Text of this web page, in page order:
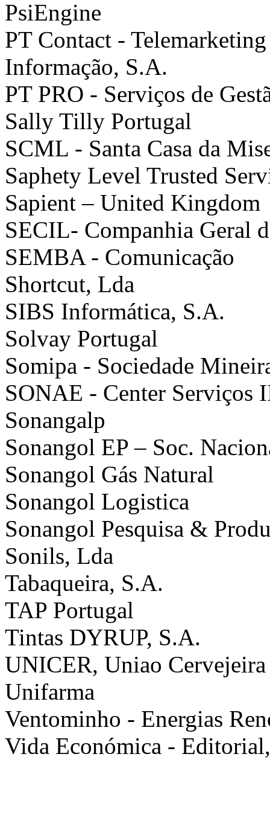
PsiEngine
PT Contact -
Informação, S.A.
PT PRO - Serviços de
Sally Tilly Portugal
SCML - Santa Casa da
Saphety Level Trusted
Sapient – United Kingdom
SECIL- Companhia Geral
SEMBA - Comunicação
Shortcut, Lda
SIBS Informática, S.A.
Solvay Portugal
Somipa - Sociedade
SONAE - Center Serviços
Sonangalp
Sonangol EP – Soc.
Sonangol Gás Natural
Sonangol Logistica
Sonangol Pesquisa &
Sonils, Lda
Tabaqueira, S.A.
TAP Portugal
Tintas DYRUP, S.A.
UNICER, Uniao
Unifarma
Ventominho - Energias
Vida Económica -